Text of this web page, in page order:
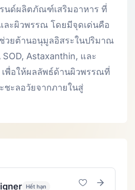
นด์ผลิตภัณฑ์เสริมอาหาร ที่
ละผิวพรรณ โดยมีจุดเด่นคือ
วยต้านอนุมูลอิสระในปริมาณ
SOD, Astaxanthin, และ
เพื่อให้ผลลัพธ์ด้านผิวพรรณที่
ชะลอวัยจากภายในสู่
Hết hạn